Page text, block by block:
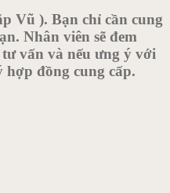
Vũ ). Bạn chỉ cần cung
Nhân viên sẽ đem
vấn và nếu ưng ý với
hợp đồng cung cấp.